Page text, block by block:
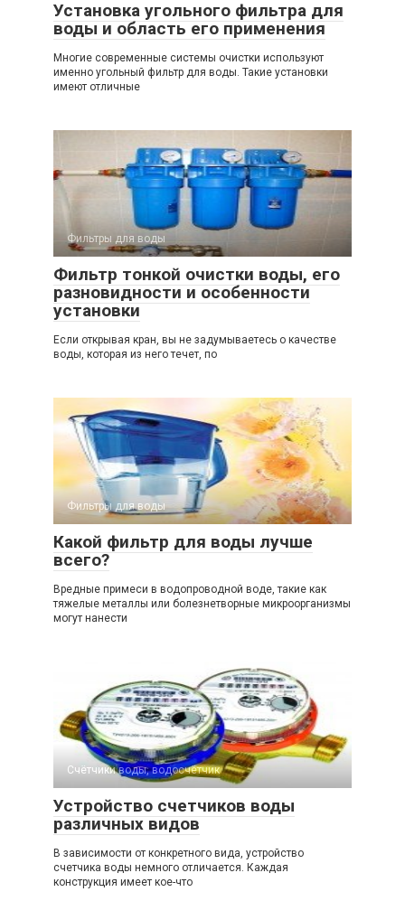
Установка угольного фильтра для
воды и область его применения
Многие современные системы очистки используют
именно угольный фильтр для воды. Такие установки
имеют отличные
Фильтры для воды
Фильтр тонкой очистки воды, его
разновидности и особенности
установки
Если открывая кран, вы не задумываетесь о качестве
воды, которая из него течет, по
Фильтры для воды
Какой фильтр для воды лучше
всего?
Вредные примеси в водопроводной воде, такие как
тяжелые металлы или болезнетворные микроорганизмы
могут нанести
Счётчики воды, водосчётчик
Устройство счетчиков воды
различных видов
В зависимости от конкретного вида, устройство
счетчика воды немного отличается. Каждая
конструкция имеет кое-что